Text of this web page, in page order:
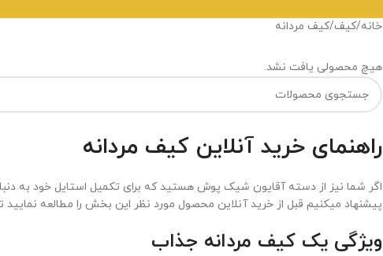
خانه کیف کیف مردانه
هیچ محصولی یافت نشد.
راهنمای خرید آنلاین کیف مردانه
اگر شما نیز از دسته آقایون شیک پوش هستید که برای تکمیل استایل خود به
پیشنهاد میکنیم قبل از خرید آنلاین محصول مورد نظر این بخش را مطالعه
ویژگی یک کیف مردانه جذاب